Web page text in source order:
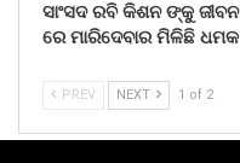
ସାଂସଦ ରବି କିଶନ ଙ୍କୁ ଜୀବନ
ରେ ମାରିଦେବାର ମିଳିଛି ଧମକ
PREV NEXT 1 of 2